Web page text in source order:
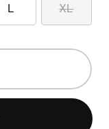
L XL